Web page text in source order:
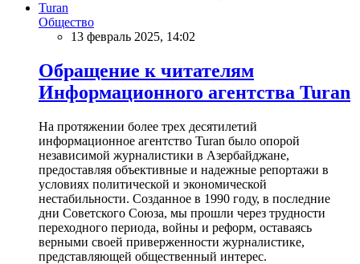
Общество
13 февраль 2025, 14:02
Обращение к читателям
Информационного агентства Turan
На протяжении более трех десятилетий
информационное агентство Turan было опорой
независимой журналистики в Азербайджане,
предоставляя объективные и надежные репортажи в
условиях политической и экономической
нестабильности. Созданное в 1990 году, в последние
дни Советского Союза, мы прошли через трудности
переходного периода, войны и реформ, оставаясь
верными своей приверженности журналистике,
представляющей общественный интерес.